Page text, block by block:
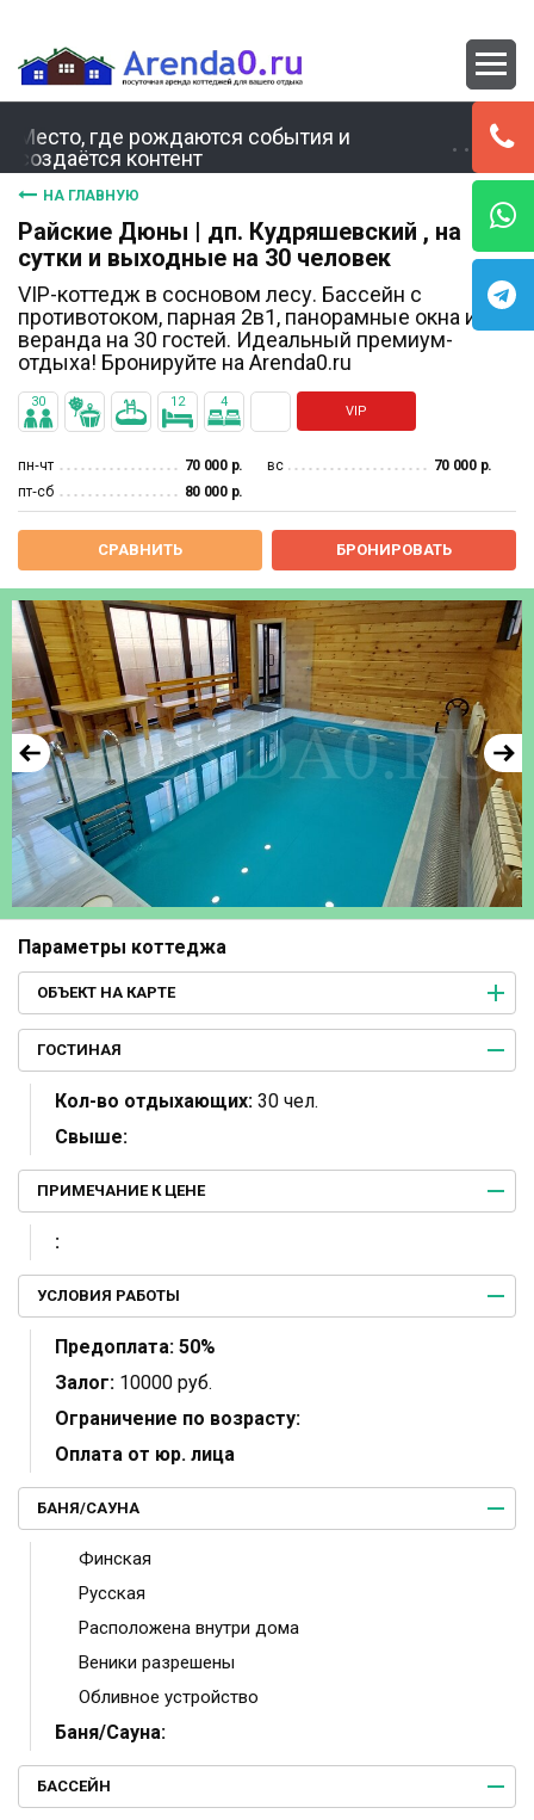
Место, где рождаются события и
создаётся контент
НА ГЛАВНУЮ
Райские Дюны | дп. Кудряшевский , на
сутки и выходные на 30 человек
VIP-коттедж в сосновом лесу. Бассейн с
противотоком, парная 2в1, панорамные окна и
веранда на 30 гостей. Идеальный премиум-
отдыха! Бронируйте на Arenda0.ru
30 12 4
VIP
пн‐чт
70 000 р.
пт‐сб
80 000 р.
вс 70 000 р.
СРАВНИТЬ БРОНИРОВАТЬ
Параметры коттеджа
ОБЪЕКТ НА КАРТЕ
ГОСТИНАЯ
Кол-во отдыхающих: 30 чел.
Свыше:
ПРИМЕЧАНИЕ К ЦЕНЕ
:
УСЛОВИЯ РАБОТЫ
Предоплата: 50%
Залог: 10000 руб.
Ограничение по возрасту:
Оплата от юр. лица
БАНЯ/САУНА
Финская
Русская
Расположена внутри дома
Веники разрешены
Обливное устройство
Баня/Сауна:
БАССЕЙН